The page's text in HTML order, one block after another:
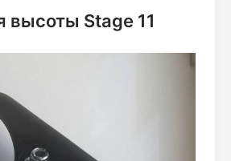
высоты Stage 11